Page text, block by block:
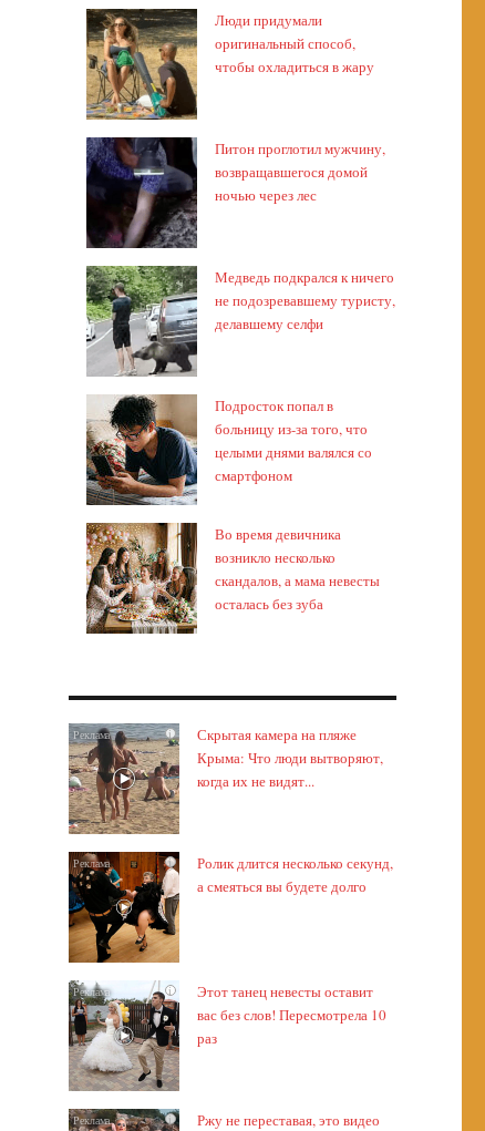
Люди придумали
оригинальный способ,
чтобы охладиться в жару
Питон проглотил мужчину,
возвращавшегося домой
ночью через лес
Медведь подкрался к ничего
не подозревавшему туристу,
делавшему селфи
Подросток попал в
больницу из-за того, что
целыми днями валялся со
смартфоном
Во время девичника
возникло несколько
скандалов, а мама невесты
осталась без зуба
i
Скрытая камера на пляже
Крыма: Что люди вытворяют,
когда их не видят...
i
Ролик длится несколько секунд,
а смеяться вы будете долго
i
Этот танец невесты оставит
вас без слов! Пересмотрела 10
раз
i
Ржу не переставая, это видео